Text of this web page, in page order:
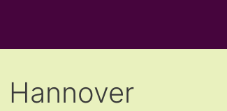
Hannover